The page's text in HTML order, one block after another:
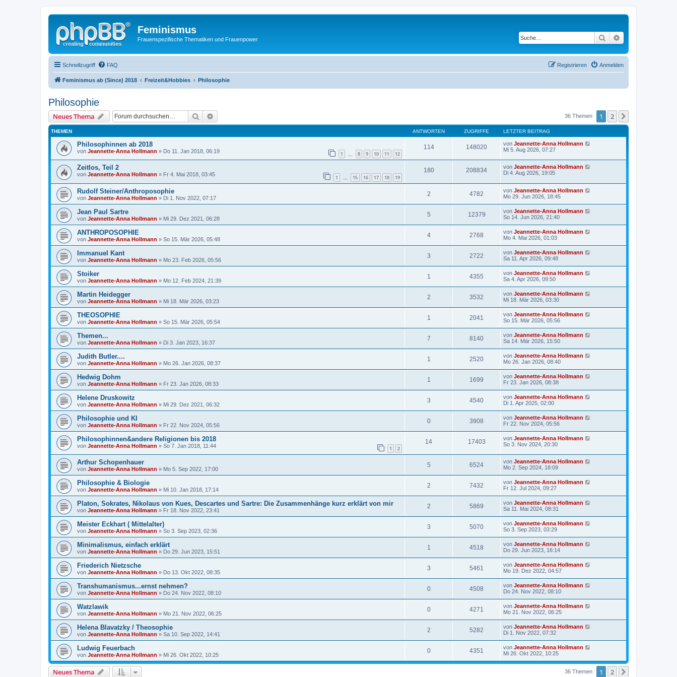
Feminismus
Frauenspezifische Thematiken und Frauenpower Suche
Schnellzugriff FAQ Anmelden
Registrieren
Feminismus ab (Since) 2018 Freizeit&Hobbies Philosophie
Philosophie
Neues Thema Suche 36 Themen 1 2
THEMEN ANTWORTEN ZUGRIFFE LETZTER BEITRAG
Philosophinnen ab 2018
von Jeannette-Anna Hollmann » Do 11. Jan 2018, 06:19 1 8 9 10 11 12
114 148020 von Jeannette-Anna Hollmann
Mi 5. Aug 2026, 07:27
Zeitlos, Teil 2
von Jeannette-Anna Hollmann » Fr 4. Mai 2018, 03:45 1 … 15 16 17 18 19
180 208834 von Jeannette-Anna Hollmann
Di 4. Aug 2026, 19:05
Rudolf Steiner/Anthroposophie
von Jeannette-Anna Hollmann » Di 1. Nov 2022, 07:17
2 4782 von Jeannette-Anna Hollmann
Mo 29. Jun 2026, 18:45
Jean Paul Sartre
von Jeannette-Anna Hollmann » Mi 29. Dez 2021, 06:28
5 12379 von Jeannette-Anna Hollmann
So 14. Jun 2026, 21:40
ANTHROPOSOPHIE
von Jeannette-Anna Hollmann » So 15. Mär 2026, 05:48
4 2768 von Jeannette-Anna Hollmann
Mo 4. Mai 2026, 01:03
Immanuel Kant
von Jeannette-Anna Hollmann » Mo 23. Feb 2026, 05:56
3 2722 von Jeannette-Anna Hollmann
Sa 11. Apr 2026, 09:48
Stoiker
von Jeannette-Anna Hollmann » Mo 12. Feb 2024, 21:39
1 4355 von Jeannette-Anna Hollmann
Sa 4. Apr 2026, 09:50
Martin Heidegger
von Jeannette-Anna Hollmann » Mi 18. Mär 2026, 03:23
2 3532 von Jeannette-Anna Hollmann
Mi 18. Mär 2026, 03:30
THEOSOPHIE
von Jeannette-Anna Hollmann » So 15. Mär 2026, 05:54
1 2041 von Jeannette-Anna Hollmann
So 15. Mär 2026, 05:56
Themen...
von Jeannette-Anna Hollmann » Di 3. Jan 2023, 16:37
7 8140 von Jeannette-Anna Hollmann
Sa 14. Mär 2026, 15:50
Judith Butler....
von Jeannette-Anna Hollmann » Mo 26. Jan 2026, 08:37
1 2520 von Jeannette-Anna Hollmann
Mo 26. Jan 2026, 08:40
Hedwig Dohm
von Jeannette-Anna Hollmann » Fr 23. Jan 2026, 08:33
1 1699 von Jeannette-Anna Hollmann
Fr 23. Jan 2026, 08:38
Helene Druskowitz
von Jeannette-Anna Hollmann » Mi 29. Dez 2021, 06:32
3 4540 von Jeannette-Anna Hollmann
Di 1. Apr 2025, 02:00
Philosophie und KI
von Jeannette-Anna Hollmann » Fr 22. Nov 2024, 05:56
0 3908 von Jeannette-Anna Hollmann
Fr 22. Nov 2024, 05:56
Philosophinnen&andere Religionen bis 2018
von Jeannette-Anna Hollmann » So 7. Jan 2018, 11:44 1 2
14 17403 von Jeannette-Anna Hollmann
So 3. Nov 2024, 20:30
Arthur Schopenhauer
von Jeannette-Anna Hollmann » Mo 5. Sep 2022, 17:00
5 6524 von Jeannette-Anna Hollmann
Mo 2. Sep 2024, 18:09
Philosophie & Biologie
von Jeannette-Anna Hollmann » Mi 10. Jan 2018, 17:14
2 7432 von Jeannette-Anna Hollmann
Fr 12. Jul 2024, 09:27
Platon, Sokrates, Nikolaus von Kues, Descartes und Sartre: Die Zusammenhänge kurz erklärt von mir
von Jeannette-Anna Hollmann » Fr 18. Nov 2022, 23:41
2 5869 von Jeannette-Anna Hollmann
Sa 11. Mai 2024, 08:31
Meister Eckhart ( Mittelalter)
von Jeannette-Anna Hollmann » So 3. Sep 2023, 02:36
3 5070 von Jeannette-Anna Hollmann
So 3. Sep 2023, 03:29
Minimalismus, einfach erklärt
von Jeannette-Anna Hollmann » Do 29. Jun 2023, 15:51
1 4518 von Jeannette-Anna Hollmann
Do 29. Jun 2023, 16:14
Friederich Nietzsche
von Jeannette-Anna Hollmann » Do 13. Okt 2022, 08:35
3 5461 von Jeannette-Anna Hollmann
Mo 19. Dez 2022, 04:57
Transhumanismus...ernst nehmen?
von Jeannette-Anna Hollmann » Do 24. Nov 2022, 08:10
0 4508 von Jeannette-Anna Hollmann
Do 24. Nov 2022, 08:10
Watzlawik
von Jeannette-Anna Hollmann » Mo 21. Nov 2022, 06:25
0 4271 von Jeannette-Anna Hollmann
Mo 21. Nov 2022, 06:25
Helena Blavatzky / Theosophie
von Jeannette-Anna Hollmann » Sa 10. Sep 2022, 14:41
2 5282 von Jeannette-Anna Hollmann
Di 1. Nov 2022, 07:32
Ludwig Feuerbach
von Jeannette-Anna Hollmann » Mi 26. Okt 2022, 10:25
0 4351 von Jeannette-Anna Hollmann
Mi 26. Okt 2022, 10:25
Neues Thema 36 Themen 1 2